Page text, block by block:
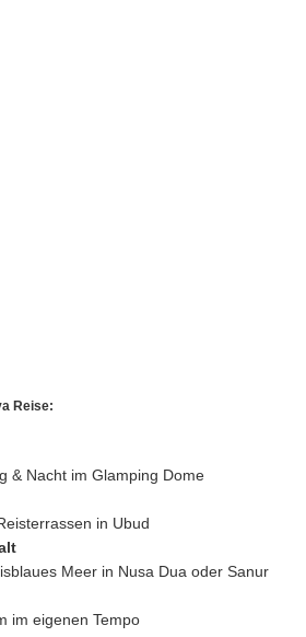
Reise:
& Nacht im Glamping Dome
in Ubud
Meer in Nusa Dua oder Sanur
im eigenen Tempo